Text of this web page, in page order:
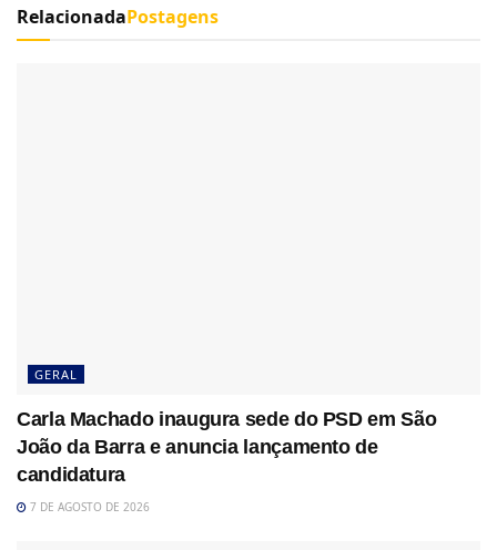
RelacionadaPostagens
GERAL
Carla Machado inaugura sede do PSD em São
João da Barra e anuncia lançamento de
candidatura
7 DE AGOSTO DE 2026